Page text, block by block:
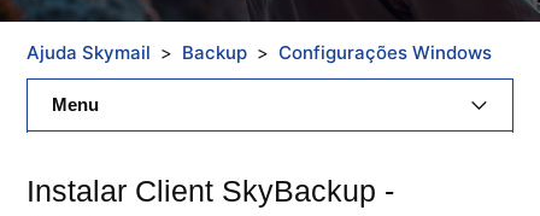
Ajuda Skymail Backup Configurações Windows
Menu
Instalar Client SkyBackup -